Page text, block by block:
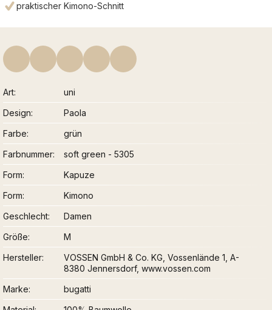
praktischer Kimono-Schnitt
Art
uni
Design
Paola
Farbe
grün
Farbnummer
soft green - 5305
Form
Kapuze
Form
Kimono
Geschlecht
Damen
Größe
M
Hersteller
VOSSEN GmbH & Co. KG, Vossenlände 1, A-
8380 Jennersdorf, www.vossen.com
Marke
bugatti